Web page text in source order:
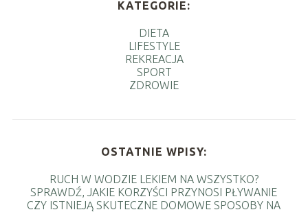
KATEGORIE:
DIETA
LIFESTYLE
REKREACJA
SPORT
ZDROWIE
OSTATNIE WPISY:
RUCH W WODZIE LEKIEM NA WSZYSTKO?
SPRAWDŹ, JAKIE KORZYŚCI PRZYNOSI PŁYWANIE
CZY ISTNIEJĄ SKUTECZNE DOMOWE SPOSOBY NA